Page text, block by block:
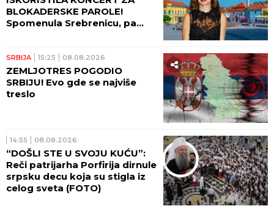
BLOKADERSKE PAROLE!
Spomenula Srebrenicu, pa
SRBIJA 15:25 08.08.2026
ZEMLJOTRES POGODIO
SRBIJU! Evo gde se najviše
treslo
14:55 08.08.2026
“DOŠLI STE U SVOJU KUĆU”:
Reči patrijarha Porfirija dirnule
srpsku decu koja su stigla iz
celog sveta (FOTO)